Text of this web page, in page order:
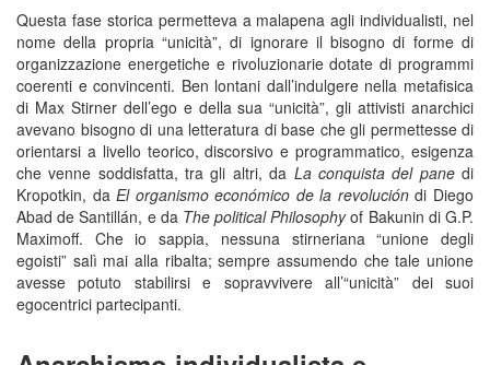
Questa fase storica permetteva a malapena agli individualisti, nel
nome della propria “unicità”, di ignorare il bisogno di forme di
organizzazione energetiche e rivoluzionarie dotate di programmi
coerenti e convincenti. Ben lontani dall’indulgere nella metafisica
di Max Stirner dell’ego e della sua “unicità”, gli attivisti anarchici
avevano bisogno di una letteratura di base che gli permettesse di
orientarsi a livello teorico, discorsivo e programmatico, esigenza
che venne soddisfatta, tra gli altri, da La conquista del panedi
Kropotkin, daEl organismo económico de la revolucióndi Diego
Abad de Santillán, e da The political Philosophyof Bakunin di G.P.
Maximoff. Che io sappia, nessuna stirneriana “unione degli
egoisti” salì mai alla ribalta; sempre assumendo che tale unione
avesse potuto stabilirsi e sopravvivere all’“unicità” dei suoi
egocentrici partecipanti.